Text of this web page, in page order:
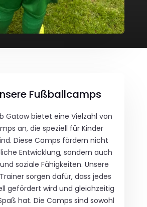
Fußballcamps
Gatow bietet eine Vielzahl von
an, die speziell für Kinder
Diese Camps fördern nicht
Entwicklung, sondern auch
soziale Fähigkeiten. Unsere
sorgen dafür, dass jedes
gefördert wird und gleichzeitig
hat. Die Camps sind sowohl